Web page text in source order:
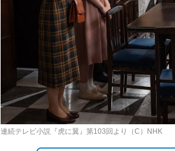
連続テレビ小説『虎に翼』第103回より（C）NHK